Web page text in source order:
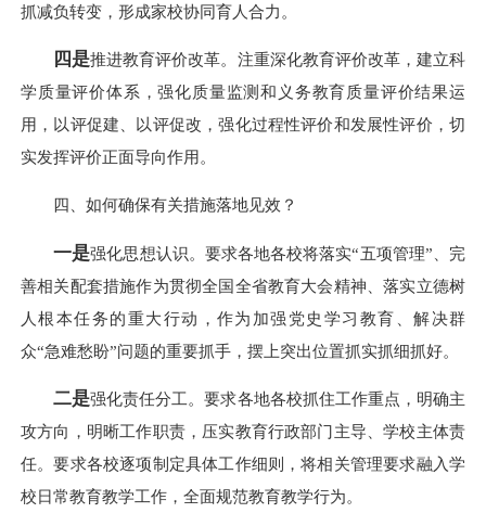
抓减负转变，形成家校协同育人合力。
四是推进教育评价改革。注重深化教育评价改革，建立科
学质量评价体系，强化质量监测和义务教育质量评价结果运
用，以评促建、以评促改，强化过程性评价和发展性评价，切
实发挥评价正面导向作用。
四、如何确保有关措施落地见效？
一是强化思想认识。要求各地各校将落实“五项管理”、完
善相关配套措施作为贯彻全国全省教育大会精神、落实立德树
人根本任务的重大行动，作为加强党史学习教育、解决群
众“急难愁盼”问题的重要抓手，摆上突出位置抓实抓细抓好。
二是强化责任分工。要求各地各校抓住工作重点，明确主
攻方向，明晰工作职责，压实教育行政部门主导、学校主体责
任。要求各校逐项制定具体工作细则，将相关管理要求融入学
校日常教育教学工作，全面规范教育教学行为。